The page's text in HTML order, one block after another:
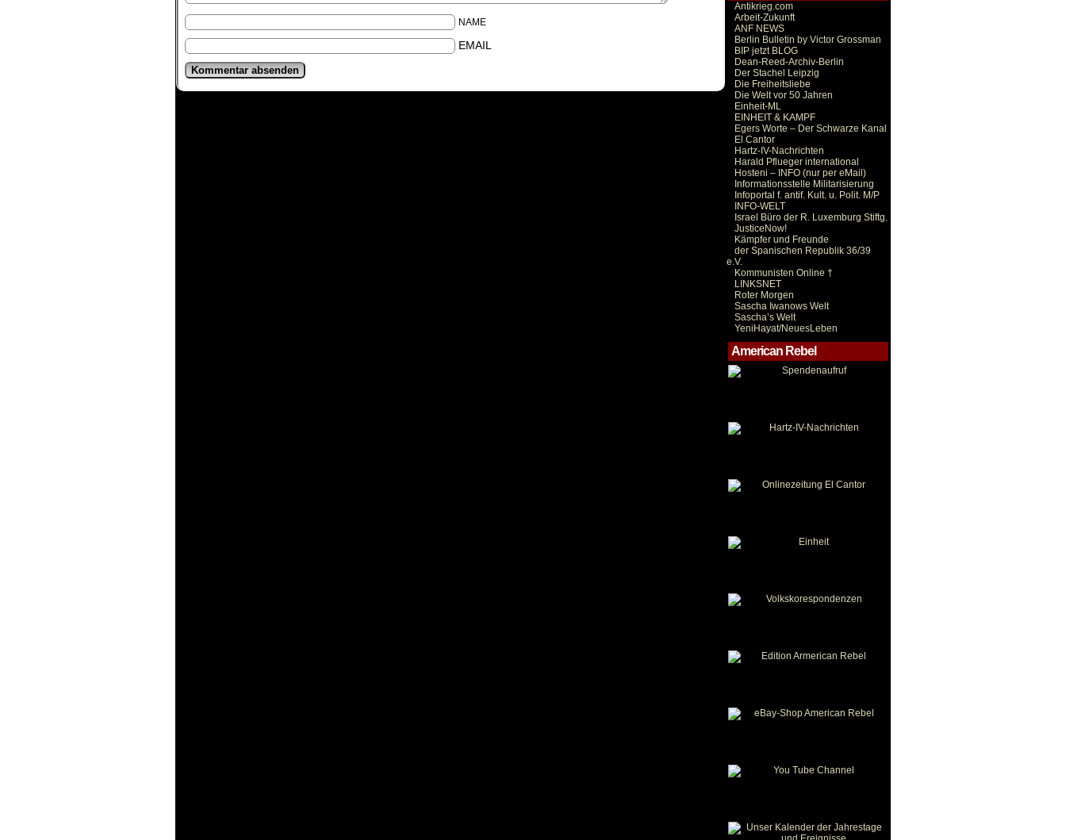
NAME
EMAIL
Antikrieg.com
Arbeit-Zukunft
ANF NEWS
Berlin Bulletin by Victor Grossman
BIP jetzt BLOG
Dean-Reed-Archiv-Berlin
Der Stachel Leipzig
Die Freiheitsliebe
Die Welt vor 50 Jahren
Einheit-ML
EINHEIT & KAMPF
Egers Worte – Der Schwarze Kanal
El Cantor
Hartz-IV-Nachrichten
Harald Pflueger international
Hosteni – INFO (nur per eMail)
Informationsstelle Militarisierung
Infoportal f. antif. Kult. u. Polit. M/P
INFO-WELT
Israel Büro der R. Luxemburg Stiftg.
JusticeNow!
Kämpfer und Freunde
der Spanischen Republik 36/39
e.V.
Kommunisten Online †
LINKSNET
Roter Morgen
Sascha Iwanows Welt
Sascha’s Welt
YeniHayat/NeuesLeben
American Rebel